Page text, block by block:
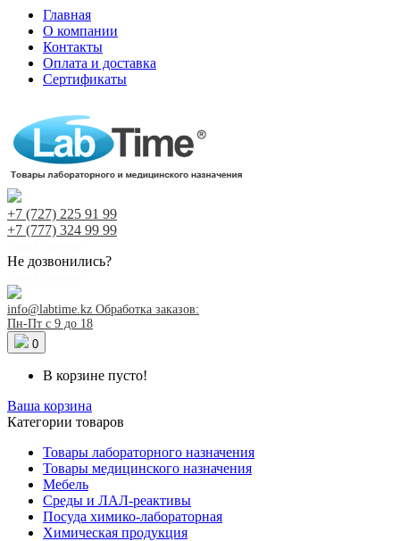
Главная
О компании
Контакты
Оплата и доставка
Сертификаты
+7 (727) 225 91 99
+7 (777) 324 99 99
Не дозвонились?
info@labtime.kz Обработка заказов:
Пн-Пт с 9 до 18
0
В корзине пусто!
Ваша корзина
Категории товаров
Товары лабораторного назначения
Товары медицинского назначения
Мебель
Среды и ЛАЛ-реактивы
Посуда химико-лабораторная
Химическая продукция